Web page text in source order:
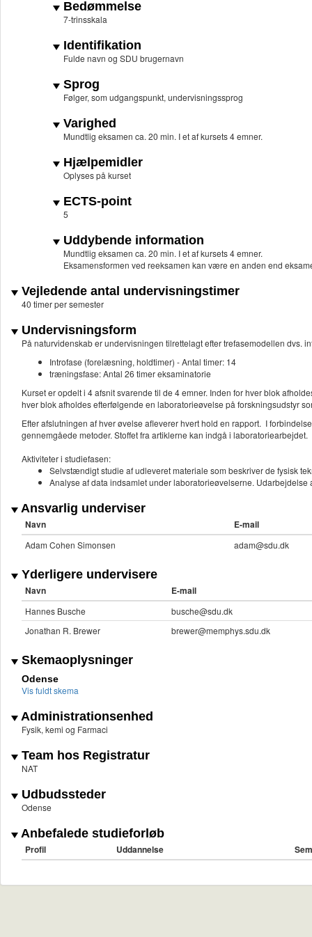
Bedømmelse
7-trinsskala
Identifikation
Fulde navn og SDU brugernavn
Sprog
Følger, som udgangspunkt, undervisningssprog
Varighed
Mundtlig eksamen ca. 20 min. I et af kursets 4 emner.
Hjælpemidler
Oplyses på kurset
ECTS-point
5
Uddybende information
Mundtlig eksamen ca. 20 min. I et af kursets 4 emner.
Eksamensformen ved reeksamen kan være en anden end
Vejledende antal undervisningstimer
40 timer per semester
Undervisningsform
På naturvidenskab er undervisningen tilrettelagt efter trefasemodellen dvs.
Introfase (forelæsning, holdtimer) - Antal timer: 14
træningsfase: Antal 26 timer eksaminatorie
Kurset er opdelt i 4 afsnit svarende til de 4 emner. Inden for hver blok
hver blok afholdes efterfølgende en laboratorieøvelse på forskningsudstyr
Efter afslutningen af hver øvelse afleverer hvert hold en rapport. I
gennemgåede metoder. Stoffet fra artiklerne kan indgå i laboratoriearbejdet.
Aktiviteter i studiefasen:
Selvstændigt studie af udleveret materiale som beskriver de fysisk
Analyse af data indsamlet under laboratorieøvelserne. Udarbejdelse
Ansvarlig underviser
Navn E-mail
Adam Cohen Simonsen adam@sdu.dk
Yderligere undervisere
Navn E-mail
Hannes Busche
busche@sdu.dk
Jonathan R. Brewer
brewer@memphys.sdu.dk
Skemaoplysninger
Odense
Vis fuldt skema
Administrationsenhed
Fysik, kemi og Farmaci
Team hos Registratur
NAT
Udbudssteder
Odense
Anbefalede studieforløb
Profil Uddannelse